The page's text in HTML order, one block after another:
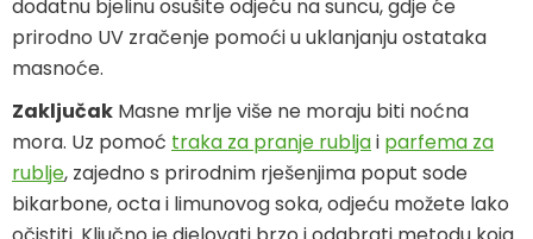
dodatnu bjelinu osušite odjeću na suncu, gdje će
prirodno UV zračenje pomoći u uklanjanju ostataka
masnoće.
Zaključak Masne mrlje više ne moraju biti noćna
mora. Uz pomoć traka za pranje rubljai parfema za
rublje, zajedno s prirodnim rješenjima poput sode
bikarbone, octa i limunovog soka, odjeću možete lako